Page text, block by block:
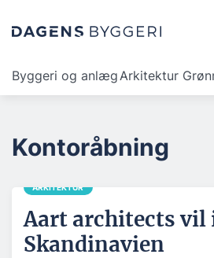
Byggeri og anlægArkitektur
Kontoråbning
ARKITEKTUR
Aart architects vil
Skandinavien